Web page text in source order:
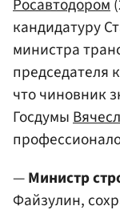
Росавтодором
кандидатуру
министра
председателя
что чиновник
Госдумы
—Министр
Файзулин,